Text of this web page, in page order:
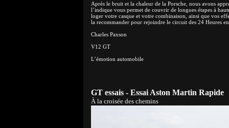
Après le bruit et la chaleur de la Porsche, nous avons
l’indique vous permet de couvrir de longues étapes à
loger votre casque et votre combinaison, ainsi que vos
la recommander pour rejoindre le circuit des 24 Heures
Charles Paxson
V12 GT
L’émotion automobile
GT essais - Essai Aston Martin Rapide
À la croisée des chemins